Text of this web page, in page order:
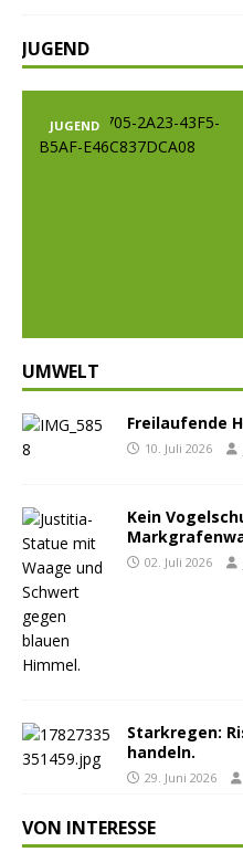
JUGEND
JUGEND
UMWELT
Freilaufende
10. Juli 2026
Kein
02. Juli 2026
Starkregen:
handeln.
29. Juni 2026
VON INTERESSE